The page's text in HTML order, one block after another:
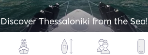
Discover Thessaloniki from the Sea!